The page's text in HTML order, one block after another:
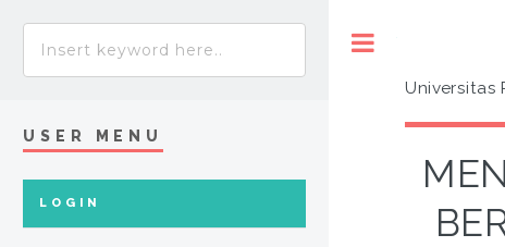
Universitas
USER MENU
LOGIN